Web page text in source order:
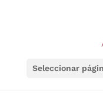
Seleccionar